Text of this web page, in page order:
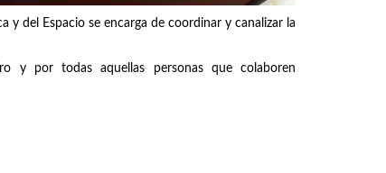
y del Espacio se encarga de coordinar y canalizar la
y por todas aquellas personas que colaboren